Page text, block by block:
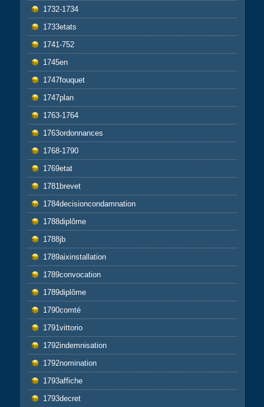
1732-1734
1733etats
1741-752
1745en
1747fouquet
1747plan
1763-1764
1763ordonnances
1768-1790
1769etat
1781brevet
1784decisioncondamnation
1788diplôme
1788jb
1789aixinstallation
1789convocation
1789diplôme
1790comté
1791vittorio
1792indemnisation
1792nomination
1793affiche
1793decret